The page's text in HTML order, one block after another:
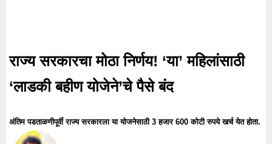
राज्य सरकारचा मोठा निर्णय! ‘या’ महिलांसाठी
‘लाडकी बहीण योजेने’चे पैसे बंद
अंतिम पडताळणीपूर्वी राज्य सरकारला या योजनेसाठी 3 हजार 600 कोटी रुपये खर्च येत होता.